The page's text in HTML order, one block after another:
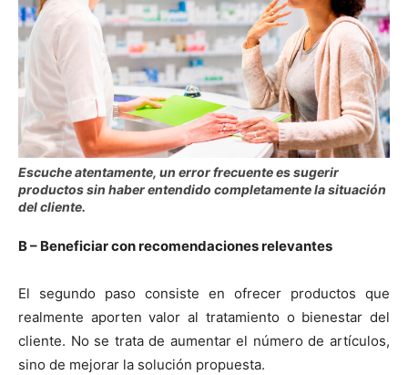
Escuche atentamente, un error frecuente es sugerir
productos sin haber entendido completamente la situación
del cliente.
B – Beneficiar con recomendaciones relevantes
El segundo paso consiste en ofrecer productos que
realmente aporten valor al tratamiento o bienestar del
cliente. No se trata de aumentar el número de artículos,
sino de mejorar la solución propuesta.